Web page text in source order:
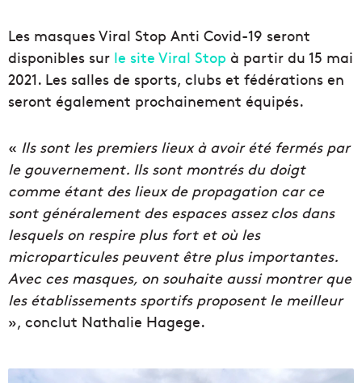
Les masques Viral Stop Anti Covid-19 seront
disponibles sur le site Viral Stop à partir du 15 mai
2021. Les salles de sports, clubs et fédérations en
seront également prochainement équipés.
« Ils sont les premiers lieux à avoir été fermés par
le gouvernement. Ils sont montrés du doigt
comme étant des lieux de propagation car ce
sont généralement des espaces assez clos dans
lesquels on respire plus fort et où les
microparticules peuvent être plus importantes.
Avec ces masques, on souhaite aussi montrer que
les établissements sportifs proposent le meilleur
», conclut Nathalie Hagege.